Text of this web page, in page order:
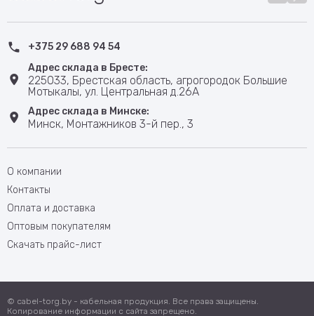
+375 29 688 94 54
Адрес склада в Бресте:
225033, Брестская область, агрогородок Большие
Мотыкалы, ул. Центральная д.26А
Адрес склада в Минске:
Минск, Монтажников 3-й пер., 3
О компании
Контакты
Оплата и доставка
Оптовым покупателям
Скачать прайс-лист
© cabel-torg.by - кабельная продукция. Все права защищены.
Копирование информации с сайта запрещено.